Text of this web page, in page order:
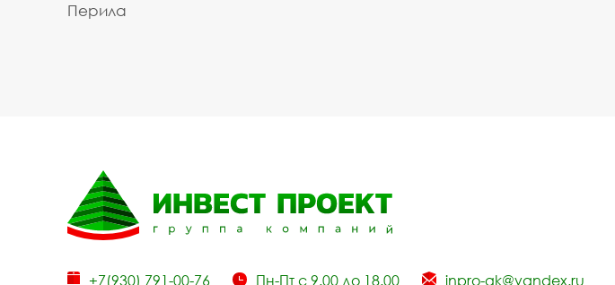
Перила
+7(930) 791-00-76 Пн-Пт с 9.00 до 18.00 inpro-gk@yandex.ru